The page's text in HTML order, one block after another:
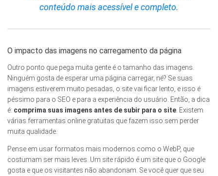
conteúdo mais acessível e completo.
O impacto das imagens no carregamento da página
Outro ponto que pega muita gente é o tamanho das imagens.
Ninguém gosta de esperar uma página carregar, né? Se suas
imagens estiverem muito pesadas, o site vai ficar lento, e isso é
péssimo para o SEO e para a experiência do usuário. Então, a dica
é: comprima suas imagens antes de subir para o site . Existem
várias ferramentas online gratuitas que fazem isso sem perder
muita qualidade.
Pense em usar formatos mais modernos como o WebP, que
costumam ser mais leves. Um site rápido é um site que o Google
gosta e que os visitantes não abandonam. Se você quer que seu